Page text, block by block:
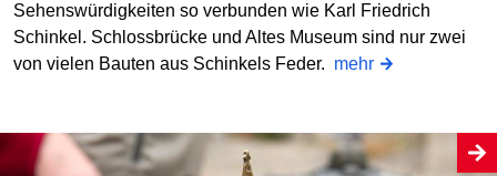
Sehenswürdigkeiten so verbunden wie Karl Friedrich
Schinkel. Schlossbrücke und Altes Museum sind nur zwei
von vielen Bauten aus Schinkels Feder. mehr